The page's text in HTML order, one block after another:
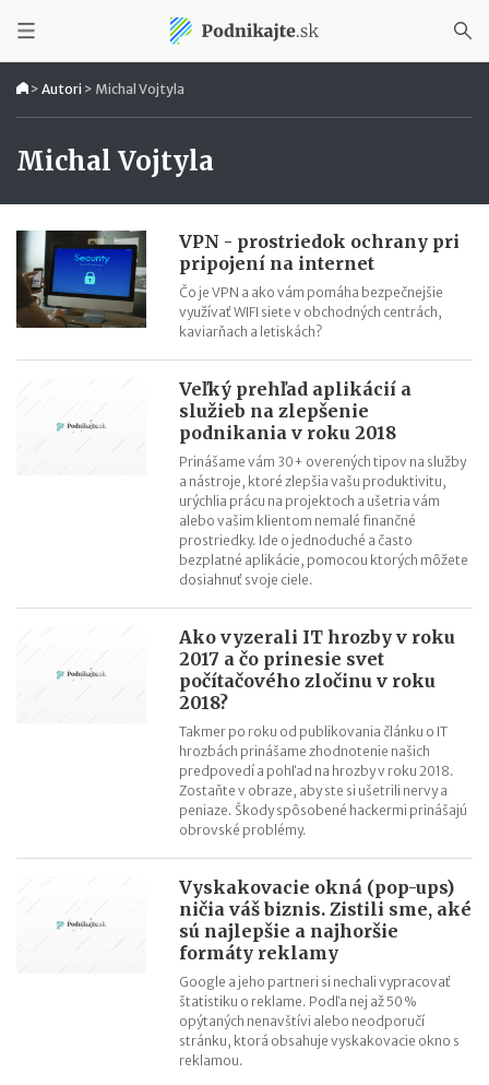
> Autori > Michal Vojtyla
Michal Vojtyla
VPN - prostriedok ochrany pri
pripojení na internet
Čo je VPN a ako vám pomáha bezpečnejšie
využívať WIFI siete v obchodných centrách,
kaviarňach a letiskách?
Veľký prehľad aplikácií a
služieb na zlepšenie
podnikania v roku 2018
Prinášame vám 30+ overených tipov na služby
a nástroje, ktoré zlepšia vašu produktivitu,
urýchlia prácu na projektoch a ušetria vám
alebo vašim klientom nemalé finančné
prostriedky. Ide o jednoduché a často
bezplatné aplikácie, pomocou ktorých môžete
dosiahnuť svoje ciele.
Ako vyzerali IT hrozby v roku
2017 a čo prinesie svet
počítačového zločinu v roku
2018?
Takmer po roku od publikovania článku o IT
hrozbách prinášame zhodnotenie našich
predpovedí a pohľad na hrozby v roku 2018.
Zostaňte v obraze, aby ste si ušetrili nervy a
peniaze. Škody spôsobené hackermi prinášajú
obrovské problémy.
Vyskakovacie okná (pop-ups)
ničia váš biznis. Zistili sme, aké
sú najlepšie a najhoršie
formáty reklamy
Google a jeho partneri si nechali vypracovať
štatistiku o reklame. Podľa nej až 50 %
opýtaných nenavštívi alebo neodporučí
stránku, ktorá obsahuje vyskakovacie okno s
reklamou.